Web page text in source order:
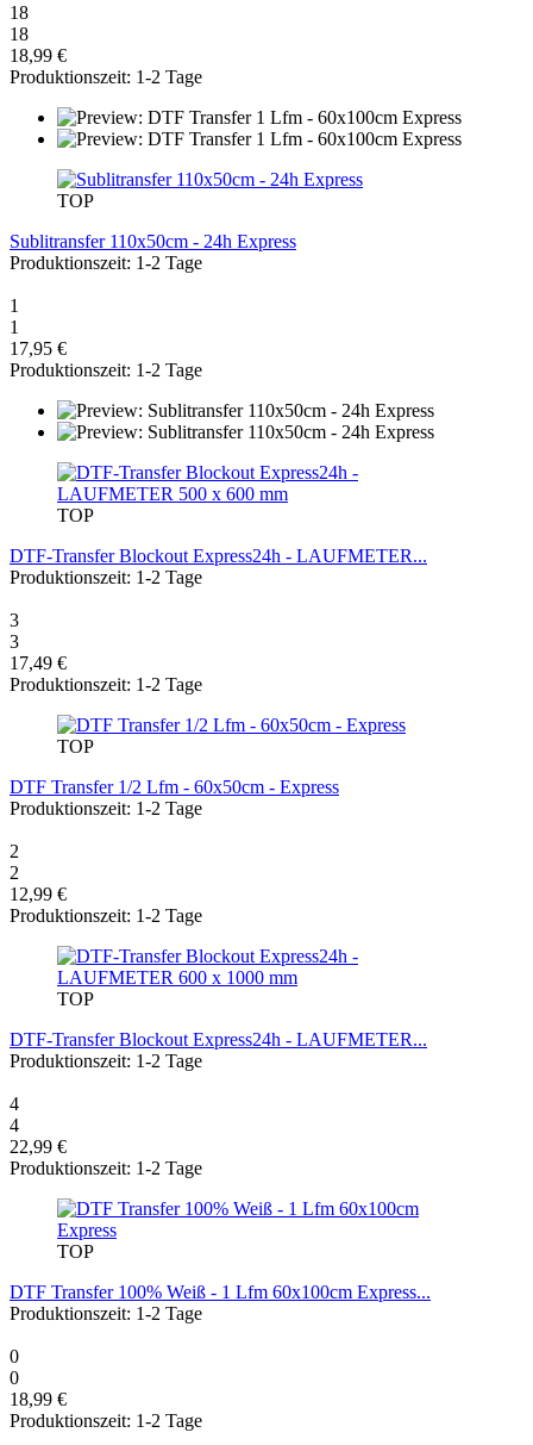
18
18
18,99 €
Produktionszeit: 1-2 Tage
TOP
Sublitransfer 110x50cm - 24h Express
Produktionszeit: 1-2 Tage
1
1
17,95 €
Produktionszeit: 1-2 Tage
TOP
DTF-Transfer Blockout Express24h - LAUFMETER...
Produktionszeit: 1-2 Tage
3
3
17,49 €
Produktionszeit: 1-2 Tage
TOP
DTF Transfer 1/2 Lfm - 60x50cm - Express
Produktionszeit: 1-2 Tage
2
2
12,99 €
Produktionszeit: 1-2 Tage
TOP
DTF-Transfer Blockout Express24h - LAUFMETER...
Produktionszeit: 1-2 Tage
4
4
22,99 €
Produktionszeit: 1-2 Tage
TOP
DTF Transfer 100% Weiß - 1 Lfm 60x100cm Express...
Produktionszeit: 1-2 Tage
0
0
18,99 €
Produktionszeit: 1-2 Tage